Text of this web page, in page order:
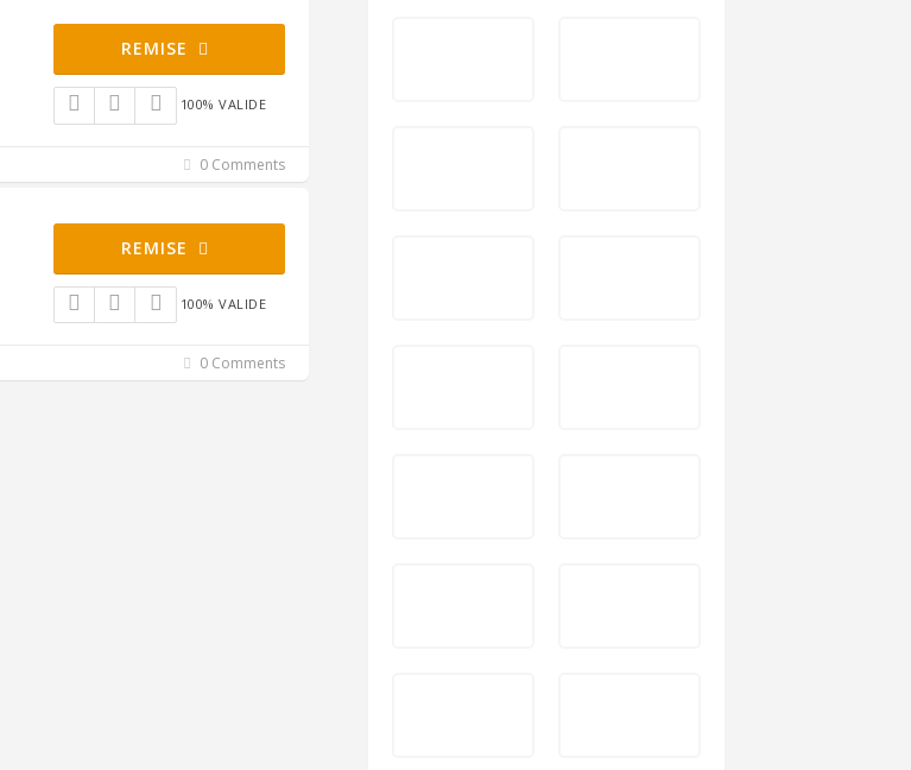
REMISE
100% VALIDE
0 Comments
REMISE
100% VALIDE
0 Comments